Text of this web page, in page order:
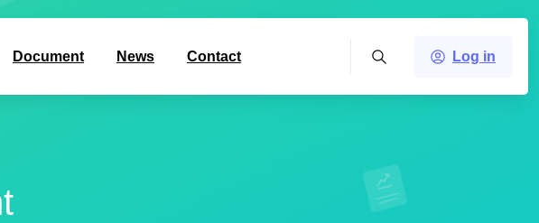
Document News Contact Log in